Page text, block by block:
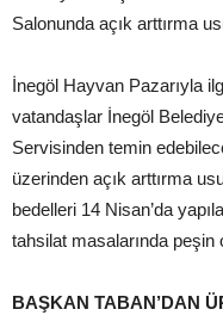
Salonunda açık arttırma
İnegöl Hayvan Pazarıyla
vatandaşlar İnegöl
Servisinden temin
üzerinden açık arttırma
bedelleri 14 Nisan’da
tahsilat masalarında
BAŞKAN TABAN’DAN